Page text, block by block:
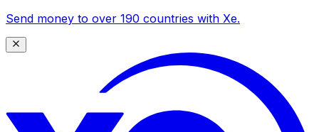
Send money to over 190 countries with Xe.